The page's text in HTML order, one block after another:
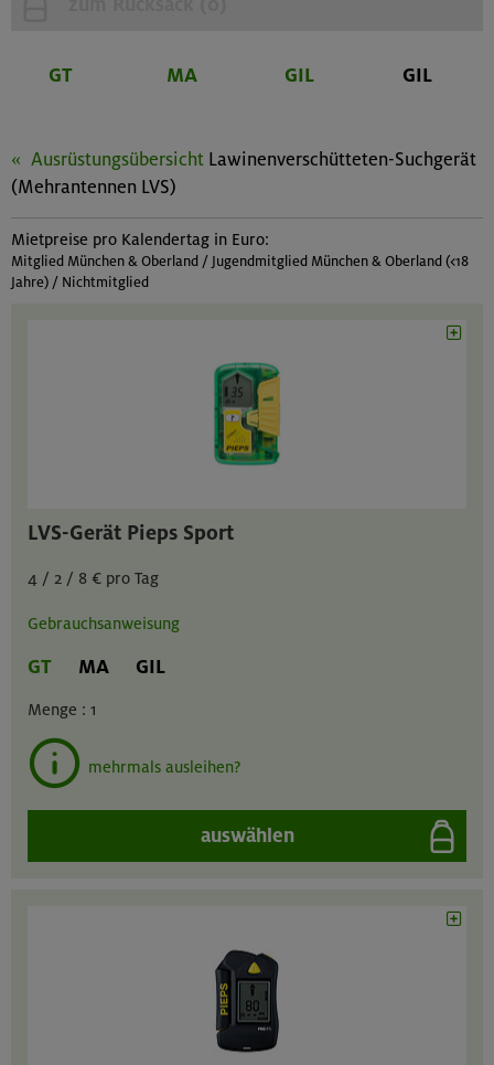
GT MA GIL GIL
Ausrüstungsübersicht Lawinenverschütteten-Suchgerät
(Mehrantennen LVS)
Mietpreise pro Kalendertag in Euro:
Mitglied München & Oberland / Jugendmitglied München & Oberland (<18
Jahre) / Nichtmitglied
LVS-Gerät Pieps Sport
4 / 2 / 8 € pro Tag
Gebrauchsanweisung
GT MA GIL
Menge : 1
mehrmals ausleihen?
auswählen